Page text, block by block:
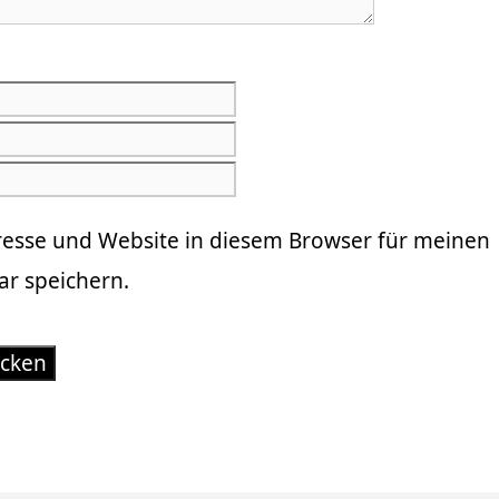
und Website in diesem Browser für meinen
speichern.